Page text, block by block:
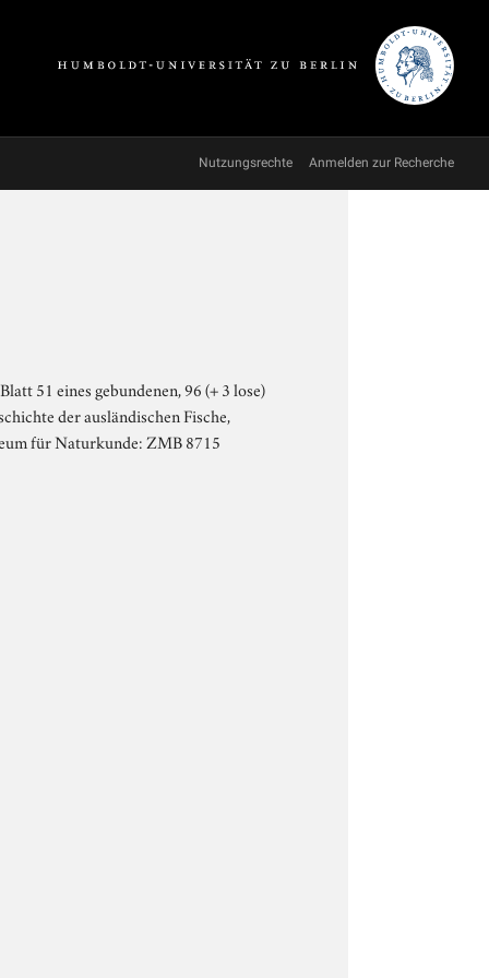
Nutzungsrechte Anmelden zur Recherche
51 eines gebundenen, 96 (+ 3 lose)
der ausländischen Fische,
für Naturkunde: ZMB 8715